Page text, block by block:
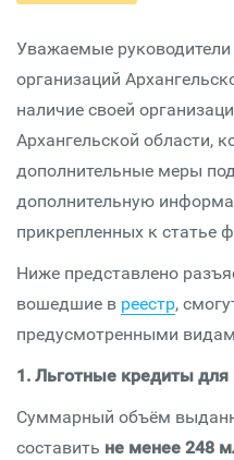
Уважаемые
организаций
наличие своей
Архангельской области,
дополнительные меры
дополнительную
прикрепленных к статье
Ниже представлено
вошедшие в реестр,
предусмотренными
1. Льготные кредиты для
Суммарный объём
составить не менее 248